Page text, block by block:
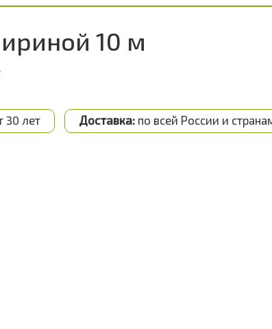
10 м
30 лет Доставка: по всей России и